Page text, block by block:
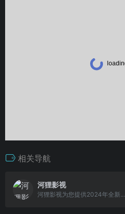
相关导航
河狸影视
河狸影视为您提供2024年全新...